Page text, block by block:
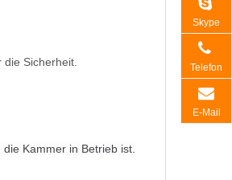
Sicherheit.
Kammer in Betrieb ist.
Skype
Telefon
E-Mail